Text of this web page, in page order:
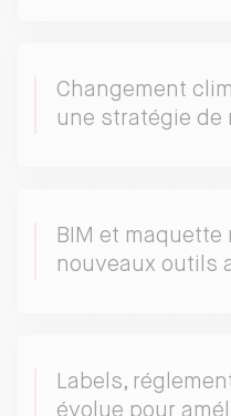
Changement
une stratégie de
BIM et maquette
nouveaux outils
Labels,
évolue pour